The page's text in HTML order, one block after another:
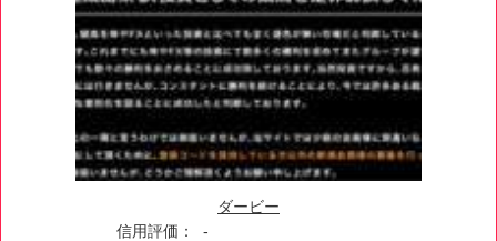
ダービー
信用評価：
-